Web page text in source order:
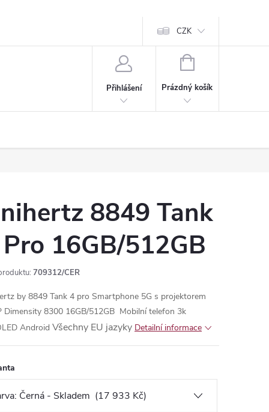
CZK
Přihlášení
NÁKUPNÍ
Prázdný košík
8849 Tank
16GB/512GB
709312/CER
by 8849 Tank 4 pro Smartphone 5G s projektorem
Dimensity 8300 16GB/512GB Mobilní telefon 3k
Android Všechny EU jazyky Detailní informace